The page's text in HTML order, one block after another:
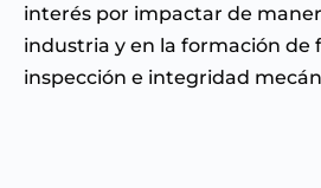
interés por impactar de
industria y en la formación de
inspección e integridad